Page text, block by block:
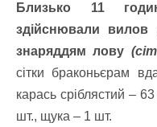
Близько 11
здійснювали
знаряддям лову
сітки браконьєрам
карась сріблястий –
шт., щука – 1 шт.